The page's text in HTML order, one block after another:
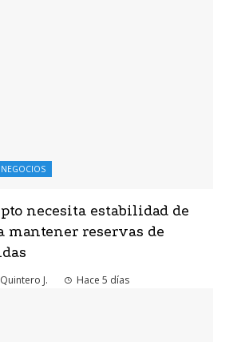
NEGOCIOS
necesita estabilidad de
mantener reservas de
J. Hace 5 días